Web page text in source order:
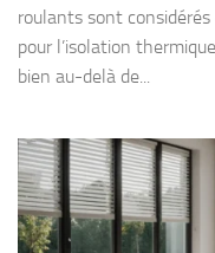
roulants sont
pour l’isolation
bien au-delà de...